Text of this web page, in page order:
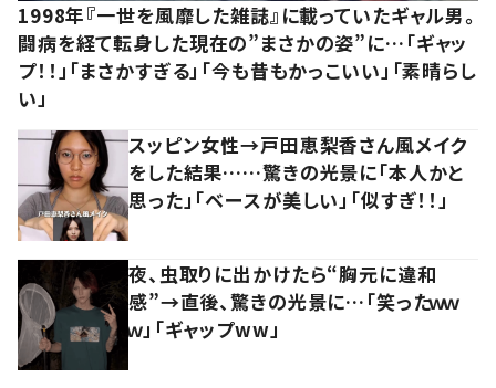
1998年『一世を風靡した雑誌』に載っていたギャル男。
闘病を経て転身した現在の”まさかの姿”に…「ギャッ
プ！！」「まさかすぎる」「今も昔もかっこいい」「素晴らし
い」
スッピン女性→戸田恵梨香さん風メイク
をした結果……驚きの光景に「本人かと
思った」「ベースが美しい」「似すぎ！！」
夜、虫取りに出かけたら“胸元に違和
感”→直後、驚きの光景に…「笑ったｗｗ
ｗ」「ギャップww」